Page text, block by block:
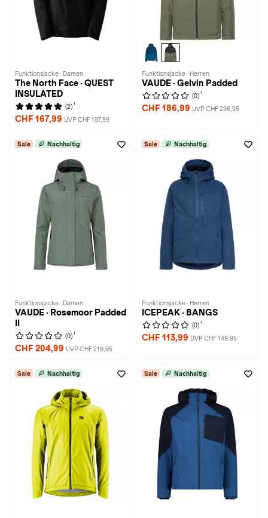
Funktionsjacke · Damen
The North Face · QUEST
INSULATED
(2) 1
CHF 167,99 UVP CHF 197,99
Funktionsjacke · Herren
VAUDE · Gelvin Padded
(0) 1
CHF 186,99 UVP CHF 296,95
Sale Nachhaltig
Funktionsjacke · Damen
VAUDE · Rosemoor Padded
(0) 1
CHF 204,99 UVP CHF 219,95
Sale Nachhaltig
Funktionsjacke · Herren
ICEPEAK · BANGS
(0) 1
CHF 113,99 UVP CHF 149,95
Sale Nachhaltig Sale Nachhaltig